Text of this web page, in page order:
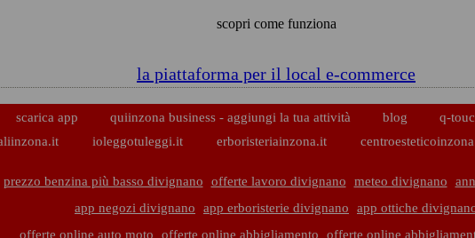
scopri come funziona
la piattaforma per il local e-commerce
scarica app quiinzona business - aggiungi la tua attività blog
q-
ioleggotuleggi.it erboristeriainzona.it
prezzo benzina più basso divignano offerte lavoro divignano meteo divignano
app negozi divignano
app erboristerie divignano
app ottiche
offerte online auto moto
offerte online abbigliamento offerte online